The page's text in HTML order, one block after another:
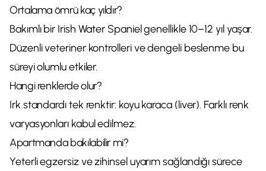
Ortalama ömrü kaç yıldır?
Bakımlı bir Irish Water Spaniel genellikle 10–12 yıl yaşar.
Düzenli veteriner kontrolleri ve dengeli beslenme bu
süreyi olumlu etkiler.
Hangi renklerde olur?
Irk standardı tek renktir: koyu karaca (liver). Farklı renk
varyasyonları kabul edilmez.
Apartmanda bakılabilir mi?
Yeterli egzersiz ve zihinsel uyarım sağlandığı sürece